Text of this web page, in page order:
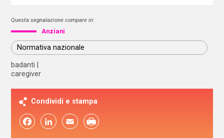
Questa segnalazione compare in:
Anziani
Normativa nazionale
badanti
caregiver
Condividi e stampa
FacebookLinkedIn Email